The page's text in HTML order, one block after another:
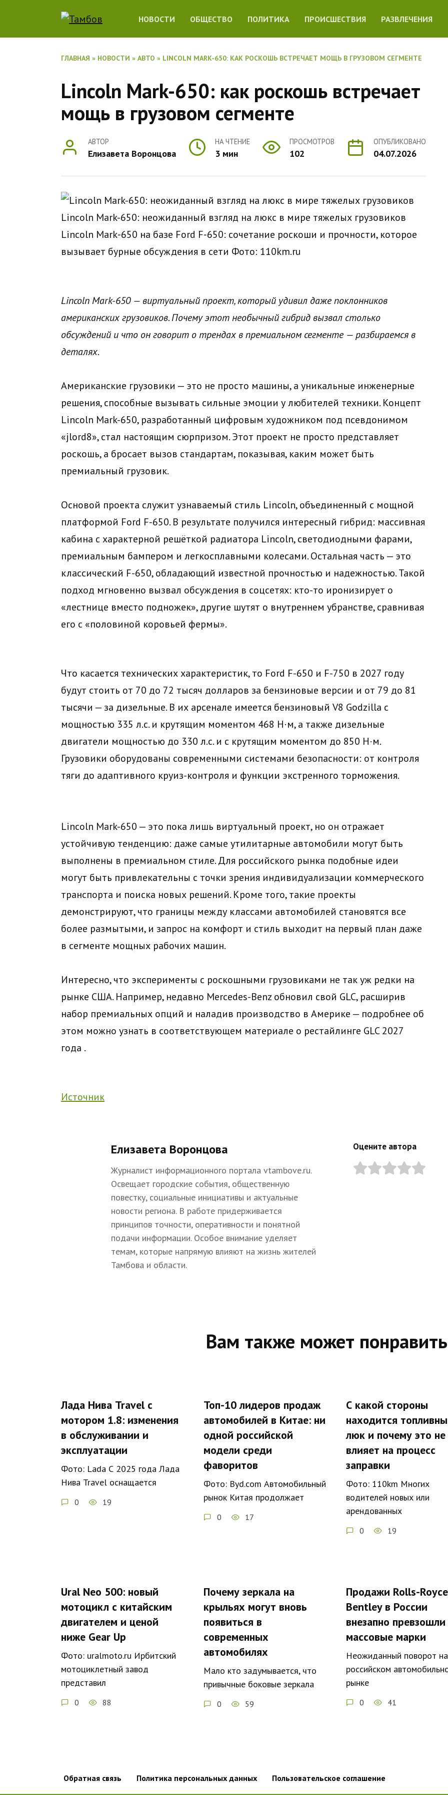
содержанию
НОВОСТИ ОБЩЕСТВО ПОЛИТИКА ПРОИСШЕСТВИЯ РАЗВЛЕЧЕНИЯ
ГЛАВНАЯ » НОВОСТИ » АВТО » LINCOLN MARK-650: КАК РОСКОШЬ ВСТРЕЧАЕТ МОЩЬ В ГРУЗОВОМ СЕГМЕНТЕ
Lincoln Mark-650: как роскошь встречает
мощь в грузовом сегменте
АВТОР
Елизавета Воронцова
НА ЧТЕНИЕ
3 мин
ПРОСМОТРОВ
102
ОПУБЛИКОВАНО
04.07.2026
Lincoln Mark-650: неожиданный взгляд на люкс в мире тяжелых грузовиков
Lincoln Mark‑650 на базе Ford F‑650: сочетание роскоши и прочности, которое
вызывает бурные обсуждения в сети Фото: 110km.ru
Lincoln Mark-650 — виртуальный проект, который удивил даже поклонников
американских грузовиков. Почему этот необычный гибрид вызвал столько
обсуждений и что он говорит о трендах в премиальном сегменте — разбираемся в
деталях.
Американские грузовики — это не просто машины, а уникальные инженерные
решения, способные вызывать сильные эмоции у любителей техники. Концепт
Lincoln Mark-650, разработанный цифровым художником под псевдонимом
«jlord8», стал настоящим сюрпризом. Этот проект не просто представляет
роскошь, а бросает вызов стандартам, показывая, каким может быть
премиальный грузовик.
Основой проекта служит узнаваемый стиль Lincoln, объединенный с мощной
платформой Ford F-650. В результате получился интересный гибрид: массивная
кабина с характерной решёткой радиатора Lincoln, светодиодными фарами,
премиальным бампером и легкосплавными колесами. Остальная часть — это
классический F-650, обладающий известной прочностью и надежностью. Такой
подход мгновенно вызвал обсуждения в соцсетях: кто-то иронизирует о
«лестнице вместо подножек», другие шутят о внутреннем убранстве, сравнивая
его с «половиной коровьей фермы».
Что касается технических характеристик, то Ford F-650 и F-750 в 2027 году
будут стоить от 70 до 72 тысяч долларов за бензиновые версии и от 79 до 81
тысячи — за дизельные. В их арсенале имеется бензиновый V8 Godzilla с
мощностью 335 л.с. и крутящим моментом 468 Н·м, а также дизельные
двигатели мощностью до 330 л.с. и с крутящим моментом до 850 Н·м.
Грузовики оборудованы современными системами безопасности: от контроля
тяги до адаптивного круиз-контроля и функции экстренного торможения.
Lincoln Mark-650 — это пока лишь виртуальный проект, но он отражает
устойчивую тенденцию: даже самые утилитарные автомобили могут быть
выполнены в премиальном стиле. Для российского рынка подобные идеи
могут быть привлекательны с точки зрения индивидуализации коммерческого
транспорта и поиска новых решений. Кроме того, такие проекты
демонстрируют, что границы между классами автомобилей становятся все
более размытыми, и запрос на комфорт и стиль выходит на первый план даже
в сегменте мощных рабочих машин.
Интересно, что эксперименты с роскошными грузовиками не так уж редки на
рынке США. Например, недавно Mercedes-Benz обновил свой GLC, расширив
набор премиальных опций и наладив производство в Америке — подробнее об
этом можно узнать в соответствующем материале о рестайлинге GLC 2027
года .
Источник
Елизавета Воронцова
Журналист информационного портала vtambove.ru.
Освещает городские события, общественную
повестку, социальные инициативы и актуальные
новости региона. В работе придерживается
принципов точности, оперативности и понятной
подачи информации. Особое внимание уделяет
темам, которые напрямую влияют на жизнь жителей
Тамбова и области.
Оцените автора
Вам также может
Лада Нива Travel с
мотором 1.8: изменения
в обслуживании и
эксплуатации
Фото: Lada С 2025 года Лада
Нива Travel оснащается
0 19
Топ-10 лидеров продаж
автомобилей в Китае: ни
одной российской
модели среди
фаворитов
Фото: Byd.com Автомобильный
рынок Китая продолжает
0 17
С какой стороны
находится
люк и почему это не
влияет на процесс
заправки
Фото: 110km Многих
водителей новых или
арендованных
0 19
Ural Neo 500: новый
мотоцикл с китайским
двигателем и ценой
ниже Gear Up
Фото: uralmoto.ru Ирбитский
мотоциклетный завод
представил
0 88
Почему зеркала на
крыльях могут вновь
появиться в
современных
автомобилях
Мало кто задумывается, что
привычные боковые зеркала
0 59
Продажи Rolls-
Bentley в России
внезапно превзошли
массовые марки
Неожиданный поворот на
российском
рынке
0 41
Обратная связь Политика персональных данных Пользовательское соглашение